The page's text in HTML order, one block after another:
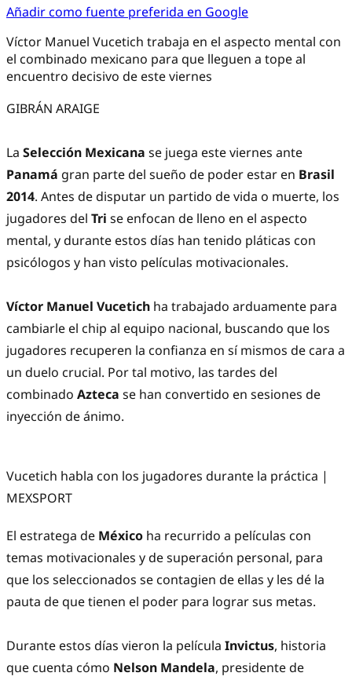
Añadir como fuente preferida en Google
Víctor Manuel Vucetich trabaja en el aspecto mental con
el combinado mexicano para que lleguen a tope al
encuentro decisivo de este viernes
GIBRÁN ARAIGE
La Selección Mexicana se juega este viernes ante
Panamá gran parte del sueño de poder estar en Brasil
2014. Antes de disputar un partido de vida o muerte, los
jugadores del Tri se enfocan de lleno en el aspecto
mental, y durante estos días han tenido pláticas con
psicólogos y han visto películas motivacionales.
Víctor Manuel Vucetich ha trabajado arduamente para
cambiarle el chip al equipo nacional, buscando que los
jugadores recuperen la confianza en sí mismos de cara a
un duelo crucial. Por tal motivo, las tardes del
combinado Azteca se han convertido en sesiones de
inyección de ánimo.
Vucetich habla con los jugadores durante la práctica |
MEXSPORT
El estratega de México ha recurrido a películas con
temas motivacionales y de superación personal, para
que los seleccionados se contagien de ellas y les dé la
pauta de que tienen el poder para lograr sus metas.
Durante estos días vieron la película Invictus, historia
que cuenta cómo Nelson Mandela, presidente de